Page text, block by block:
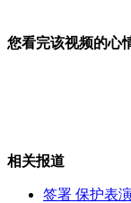
违章停车车轮
您看完该视频的心
相关报道
签署 保护表